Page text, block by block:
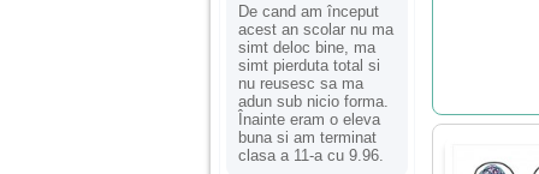
De cand am început
acest an scolar nu ma
simt deloc bine, ma
simt pierduta total si
nu reusesc sa ma
adun sub nicio forma.
Înainte eram o eleva
buna si am terminat
clasa a 11-a cu 9.96.